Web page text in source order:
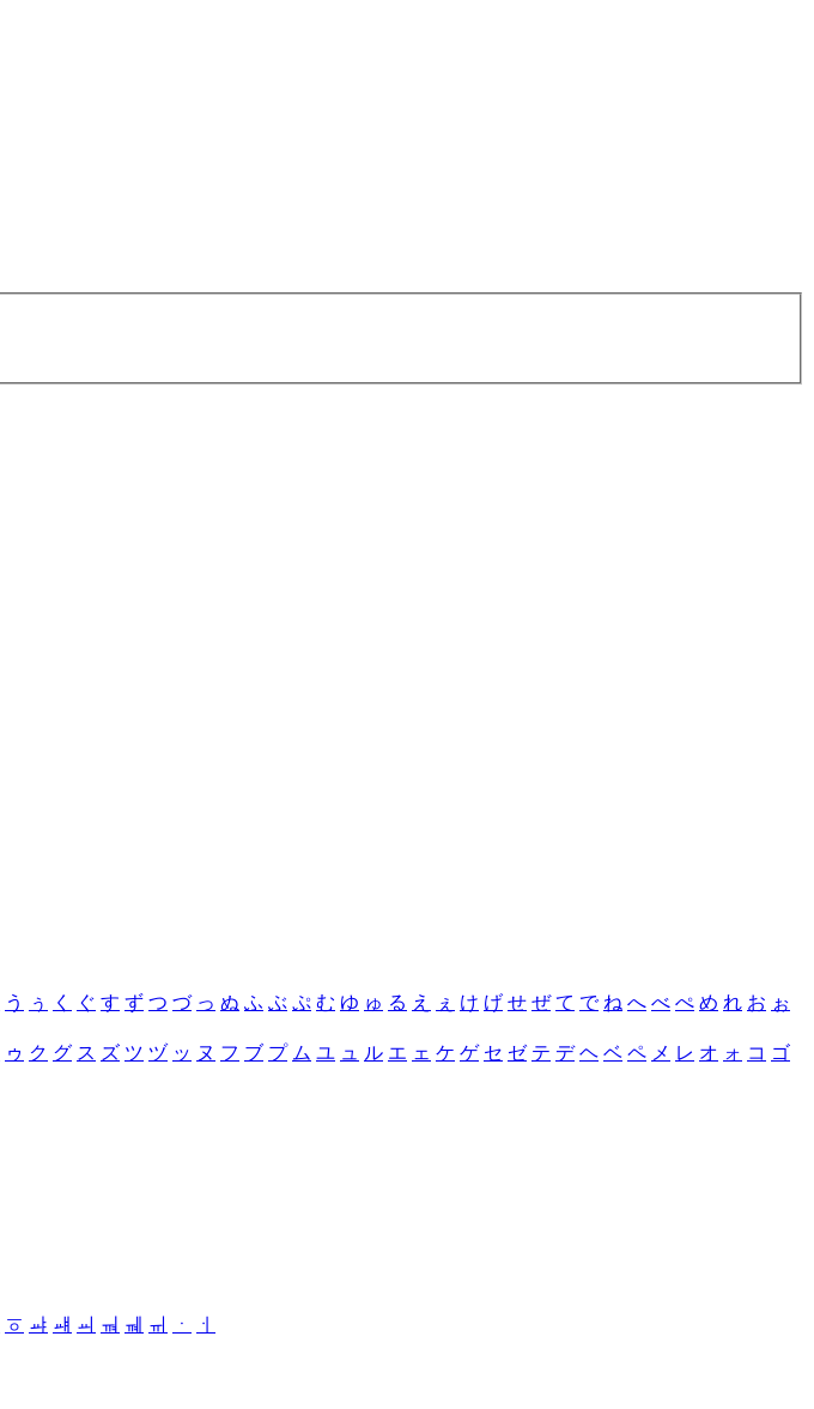
う ぅ く ぐ す ず つ づ っ ぬ ふ ぶ ぷ む ゆ ゅ る え ぇ け げ せ ぜ て で ね へ べ ぺ め れ お ぉ
ゥ ク グ ス ズ ツ ヅ ッ ヌ フ ブ プ ム ユ ュ ル エ ェ ケ ゲ セ ゼ テ デ ヘ ベ ペ メ レ オ ォ コ ゴ
ㆆ ㆇ ㆈ ㆉ ㆊ ㆋ ㆌ ㆍ
ㆎ